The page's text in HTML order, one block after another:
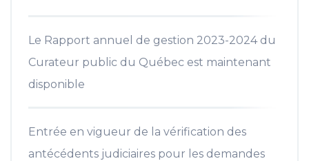
Le Rapport annuel de gestion 2023-2024 du
Curateur public du Québec est maintenant
disponible
Entrée en vigueur de la vérification des
antécédents judiciaires pour les demandes